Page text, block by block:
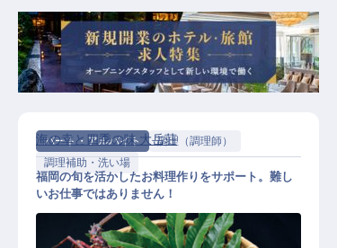
パート・アルバイト
調理（調理師）
調理補助・洗い場
海の幸と四季の味 大岳荘
福岡の旬を活かしたお料理作りをサポート。難し
いお仕事ではありません！